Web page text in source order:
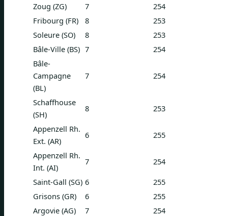
Zoug (ZG)
7
254
Fribourg (FR)
8
253
Soleure (SO)
8
253
Bâle-Ville (BS) 7
254
Bâle-
Campagne
(BL)
7 254
Schaffhouse
(SH)
8
253
Appenzell Rh.
Ext. (AR)
6
255
Appenzell Rh.
Int. (AI)
7
254
Saint-Gall (SG) 6
255
Grisons (GR)
6
255
Argovie (AG)
7
254